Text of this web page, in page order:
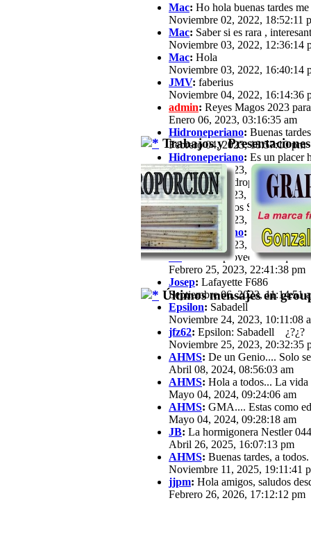
Mac: Ho hola buenas tardes
Noviembre 02, 2022, 18:52:11
Mac: Saber si es rara ,
Noviembre 03, 2022, 12:36:14
Mac: Hola
Noviembre 03, 2022, 16:40:14
JMV: faberius
Noviembre 04, 2022, 16:14:36
admin: Reyes Magos 2023
Enero 06, 2023, 03:16:35 am
Hidroneperiano: Buenas
Febrero 04, 2023, 18:57:10 pm
Hidroneperiano: Es un placer
Febrero 04, 2023, 18:57:33 pm
jfz62:Hola Hidroperiano, Ya
Febrero 11, 2023, 21:03:25 pm
JB:Hola a todos Soy José
Febrero 13, 2023, 16:39:57 pm
Hidroneperiano: Hola a todos
Febrero 15, 2023, 20:44:40 pm
JB:Hola. Aprovechando que a
Febrero 25, 2023, 22:41:38 pm
Josep: Lafayette F686
Septiembre 06, 2023, 11:14:51
Epsilon: Sabadell
Noviembre 24, 2023, 10:11:08
jfz62: Epsilon: Sabadell ¿?¿?
Noviembre 25, 2023, 20:32:35
AHMS: De un Genio.... Solo
Abril 08, 2024, 08:56:03 am
AHMS: Hola a todos... La vida
Mayo 04, 2024, 09:24:06 am
AHMS: GMA.... Estas como
Mayo 04, 2024, 09:28:18 am
JB: La hormigonera Nestler
Abril 26, 2025, 16:07:13 pm
AHMS: Buenas tardes, a todos.
Noviembre 11, 2025, 19:11:41
jjpm: Hola amigos, saludos
Febrero 26, 2026, 17:12:12 pm
Trabajos y
Últimos mensajes en